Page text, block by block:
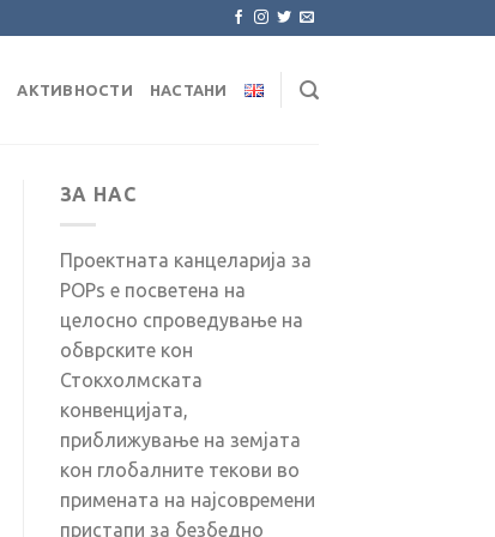
АКТИВНОСТИ НАСТАНИ
ЗА НАС
Проектната канцеларија за
POPs е посветена на
целосно спроведување на
обврските кон
Стокхолмската
конвенцијата,
приближување на земјата
кон глобалните текови во
примената на најсовремени
пристапи за безбедно